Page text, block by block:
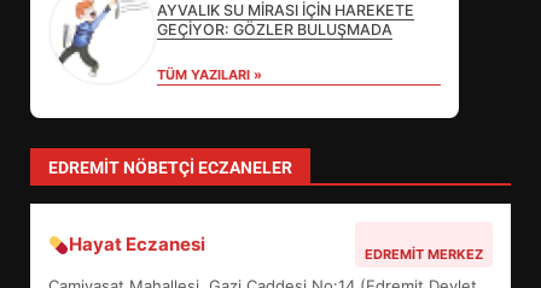
AYVALIK SU MİRASI İÇİN HAREKETE
GEÇİYOR: GÖZLER BULUŞMADA
TÜM YAZILARI »
EDREMIT NÖBETÇI ECZANELER
Hayat Eczanesi EDREMIT MERKEZ
3
EİB’DE KRİTİK ATAMA:
SÜRDÜRÜLEBİLİRLİKTE NE
EDREMİT’İN GURURU TÜRKİYE
FİNALİNDE NE BAŞARDI?